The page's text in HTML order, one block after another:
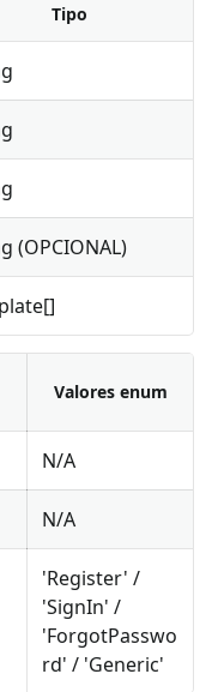
Tipo
(OPCIONAL)
Valores enum
N/A
N/A
'Register' /
'SignIn' /
'ForgotPasswo
rd' / 'Generic'